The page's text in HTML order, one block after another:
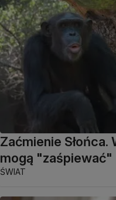
Zaćmienie
mogą "zaśpiewać"
ŚWIAT